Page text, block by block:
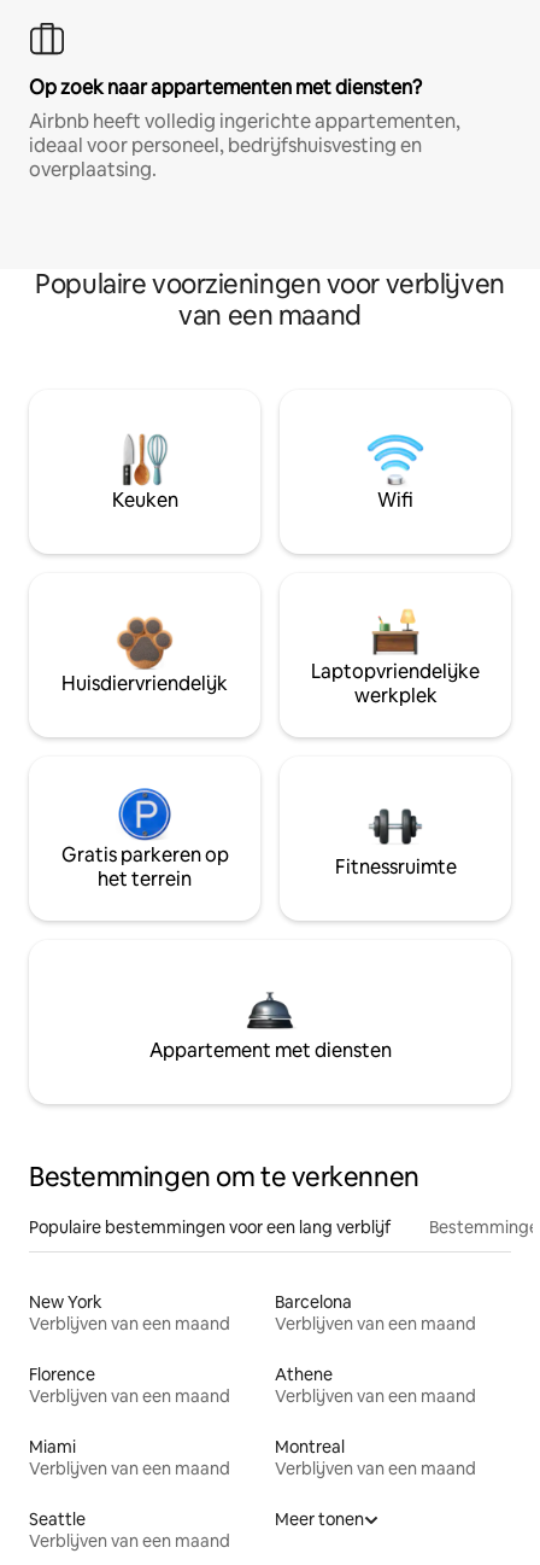
Op zoek naar appartementen met diensten?
Airbnb heeft volledig ingerichte appartementen,
ideaal voor personeel, bedrijfshuisvesting en
overplaatsing.
Populaire voorzieningen voor verblijven
van een maand
Keuken Wifi
Huisdiervriendelijk
Laptopvriendelijke
werkplek
Gratis parkeren op
het terrein
Fitnessruimte
Appartement met diensten
Bestemmingen om te verkennen
Populaire bestemmingen voor een lang verblijf
New York
Verblijven van een maand
Barcelona
Verblijven van een maand
Florence
Verblijven van een maand
Athene
Verblijven van een maand
Miami
Verblijven van een maand
Montreal
Verblijven van een maand
Seattle
Verblijven van een maand
Meer tonen